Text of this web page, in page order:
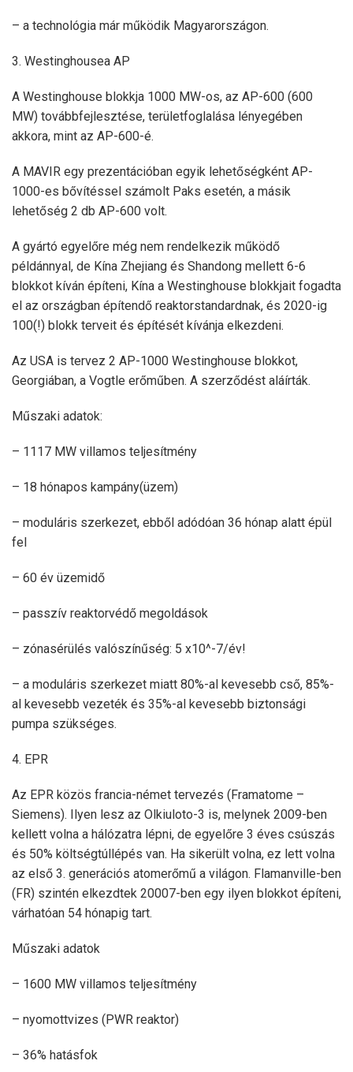
– a technológia már működik Magyarországon.
3. Westinghousea AP
A Westinghouse blokkja 1000 MW-os, az AP-600 (600
MW) továbbfejlesztése, területfoglalása lényegében
akkora, mint az AP-600-é.
A MAVIR egy prezentációban egyik lehetőségként AP-
1000-es bővítéssel számolt Paks esetén, a másik
lehetőség 2 db AP-600 volt.
A gyártó egyelőre még nem rendelkezik működő
példánnyal, de Kína Zhejiang és Shandong mellett 6-6
blokkot kíván építeni, Kína a Westinghouse blokkjait fogadta
el az országban építendő reaktorstandardnak, és 2020-ig
100(!) blokk terveit és építését kívánja elkezdeni.
Az USA is tervez 2 AP-1000 Westinghouse blokkot,
Georgiában, a Vogtle erőműben. A szerződést aláírták.
Műszaki adatok:
– 1117 MW villamos teljesítmény
– 18 hónapos kampány(üzem)
– moduláris szerkezet, ebből adódóan 36 hónap alatt épül
fel
– 60 év üzemidő
– passzív reaktorvédő megoldások
– zónasérülés valószínűség: 5 x10^-7/év!
– a moduláris szerkezet miatt 80%-al kevesebb cső, 85%-
al kevesebb vezeték és 35%-al kevesebb biztonsági
pumpa szükséges.
4. EPR
Az EPR közös francia-német tervezés (Framatome –
Siemens). Ilyen lesz az Olkiuloto-3 is, melynek 2009-ben
kellett volna a hálózatra lépni, de egyelőre 3 éves csúszás
és 50% költségtúllépés van. Ha sikerült volna, ez lett volna
az első 3. generációs atomerőmű a világon. Flamanville-ben
(FR) szintén elkezdtek 20007-ben egy ilyen blokkot építeni,
várhatóan 54 hónapig tart.
Műszaki adatok
– 1600 MW villamos teljesítmény
– nyomottvizes (PWR reaktor)
– 36% hatásfok